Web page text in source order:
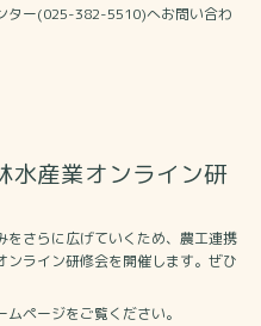
ター(025-382-5510)へお問い合わ
水産業オンライン研
さらに広げていくため、農工連携
ライン研修会を開催します。ぜひ
ページをご覧ください。